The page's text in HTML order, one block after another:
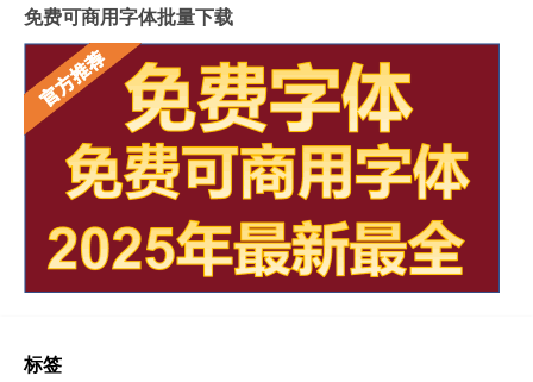
免费可商用字体批量下载
标签